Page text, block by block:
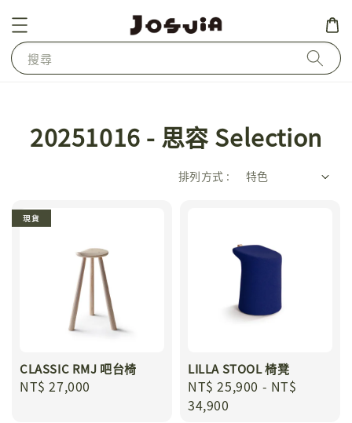
搜尋
20251016 - 思容 Selection
排列方式 :
現貨
CLASSIC RMJ 吧台椅
Regular
NT$ 27,000
LILLA STOOL 椅凳
Regular
price
NT$ 25,900 - NT$
34,900